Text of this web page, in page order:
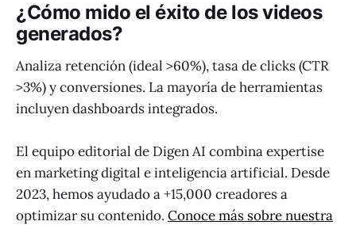
¿Cómo mido el éxito de los videos
generados?
Analiza retención (ideal >60%), tasa de clicks (CTR
>3%) y conversiones. La mayoría de herramientas
incluyen dashboards integrados.
El equipo editorial de Digen AI combina expertise
en marketing digital e inteligencia artificial. Desde
2023, hemos ayudado a +15,000 creadores a
optimizar su contenido. Conoce más sobre nuestra